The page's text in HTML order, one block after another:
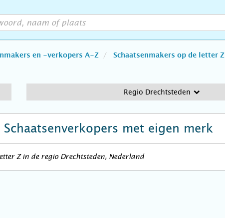
en -verkopers A-Z Schaatsenmakers op de letter Z
Regio Drechtsteden
Schaatsenverkopers met eigen merk
Z in de regio Drechtsteden, Nederland